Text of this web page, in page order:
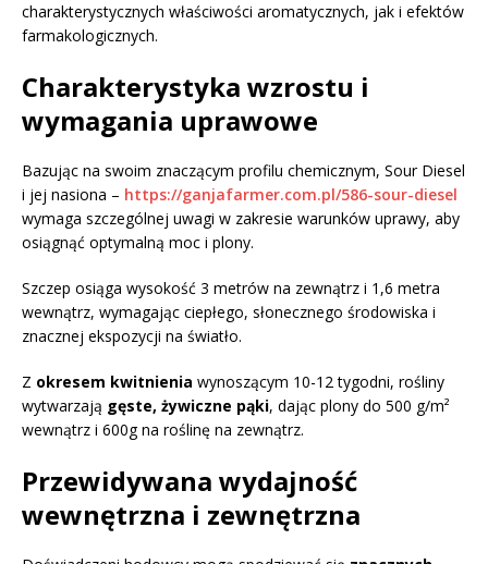
charakterystycznych właściwości aromatycznych, jak i efektów
farmakologicznych.
Charakterystyka wzrostu i
wymagania uprawowe
Bazując na swoim znaczącym profilu chemicznym, Sour Diesel
i jej nasiona – https://ganjafarmer.com.pl/586-sour-diesel
wymaga szczególnej uwagi w zakresie warunków uprawy, aby
osiągnąć optymalną moc i plony.
Szczep osiąga wysokość 3 metrów na zewnątrz i 1,6 metra
wewnątrz, wymagając ciepłego, słonecznego środowiska i
znacznej ekspozycji na światło.
Z okresem kwitnienia wynoszącym 10-12 tygodni, rośliny
wytwarzają gęste, żywiczne pąki, dając plony do 500 g/m²
wewnątrz i 600g na roślinę na zewnątrz.
Przewidywana wydajność
wewnętrzna i zewnętrzna